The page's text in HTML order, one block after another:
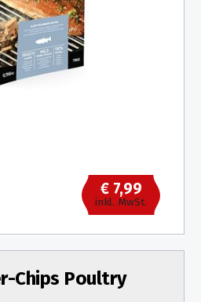
€ 7,99
inkl. MwSt.
Chips Poultry